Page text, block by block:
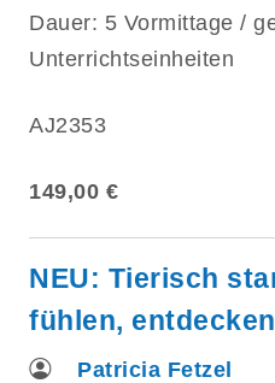
Dauer: 5 Vormittage /
Unterrichtseinheiten
AJ2353
149,00 €
NEU: Tierisch
fühlen,
Patricia Fetzel